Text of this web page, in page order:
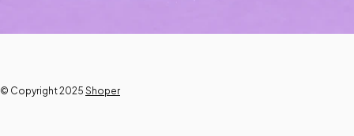
© Copyright 2025 Shoper